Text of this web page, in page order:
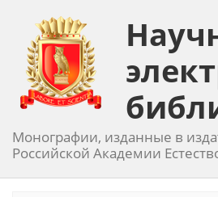
Монографии, изданные в
Российской Академии